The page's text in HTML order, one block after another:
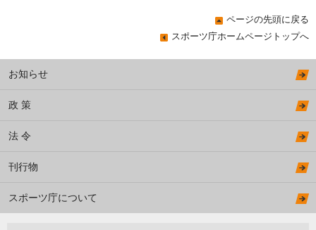
ページの先頭に戻る
スポーツ庁ホームページトップへ
お知らせ
政 策
法 令
刊行物
スポーツ庁について